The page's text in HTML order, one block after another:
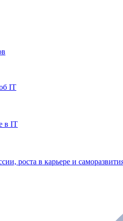
IT
в IT
роста в карьере и